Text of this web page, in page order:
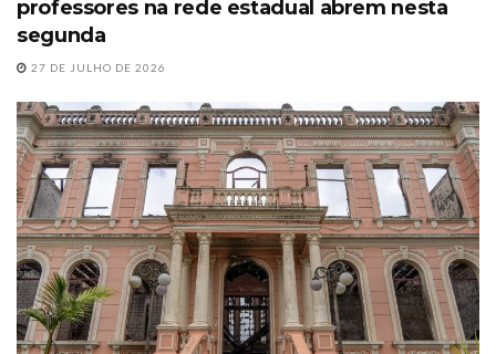
professores na rede estadual abrem nesta
segunda
27 DE JULHO DE 2026